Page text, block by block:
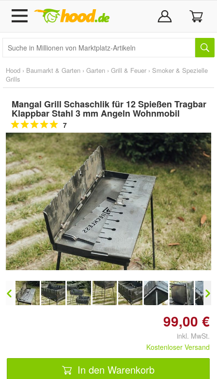
Hood › Baumarkt & Garten › Garten › Grill & Feuer › Smoker & Spezielle
Grills
Mangal Grill Schaschlik für 12 Spießen Tragbar
Klappbar Stahl 3 mm Angeln Wohnmobil
7
Doppelt antippen zum
vergrößern
99,00 €
inkl. MwSt.
Kostenloser Versand
In den Warenkorb